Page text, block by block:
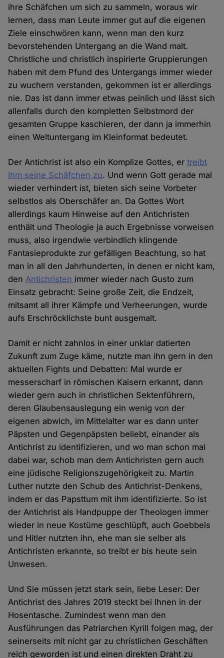
ihre Schäfchen um sich zu sammeln, woraus wir
lernen, dass man Leute immer gut auf die eigenen
Ziele einschwören kann, wenn man den kurz
bevorstehenden Untergang an die Wand malt.
Christliche und christlich inspirierte Gruppierungen
haben mit dem Pfund des Untergangs immer wieder
zu wuchern verstanden, gekommen ist er allerdings
nie. Das ist dann immer etwas peinlich und lässt sich
allenfalls durch den kompletten Selbstmord der
gesamten Gruppe kaschieren, der dann ja immerhin
einen Weltuntergang im Kleinformat bedeutet.
Der Antichrist ist also ein Komplize Gottes, ertreibt
ihm seine Schäfchen zu. Und wenn Gott gerade mal
wieder verhindert ist, bieten sich seine Vorbeter
selbstlos als Oberschäfer an. Da Gottes Wort
allerdings kaum Hinweise auf den Antichristen
enthält und Theologie ja auch Ergebnisse vorweisen
muss, also irgendwie verbindlich klingende
Fantasieprodukte zur gefälligen Beachtung, so hat
man in all den Jahrhunderten, in denen er nicht kam,
denAntichristen immer wieder nach Gusto zum
Einsatz gebracht: Seine große Zeit, die Endzeit,
mitsamt all ihrer Kämpfe und Verheerungen, wurde
aufs Erschröcklichste bunt ausgemalt.
Damit er nicht zahnlos in einer unklar datierten
Zukunft zum Zuge käme, nutzte man ihn gern in den
aktuellen Fights und Debatten: Mal wurde er
messerscharf in römischen Kaisern erkannt, dann
wieder gern auch in christlichen Sektenführern,
deren Glaubensauslegung ein wenig von der
eigenen abwich, im Mittelalter war es dann unter
Päpsten und Gegenpäpsten beliebt, einander als
Antichrist zu identifizieren, und wo man schon mal
dabei war, schob man dem Antichristen gern auch
eine jüdische Religionszugehörigkeit zu. Martin
Luther nutzte den Schub des Antichrist-Denkens,
indem er das Papsttum mit ihm identifizierte. So ist
der Antichrist als Handpuppe der Theologen immer
wieder in neue Kostüme geschlüpft, auch Goebbels
und Hitler nutzten ihn, ehe man sie selber als
Antichristen erkannte, so treibt er bis heute sein
Unwesen.
Und Sie müssen jetzt stark sein, liebe Leser: Der
Antichrist des Jahres 2019 steckt bei Ihnen in der
Hosentasche. Zumindest wenn man den
Ausführungen das Patriarchen Kyrill folgen mag, der
seinerseits mit nicht gar zu christlichen Geschäften
reich geworden ist und einen direkten Draht zu